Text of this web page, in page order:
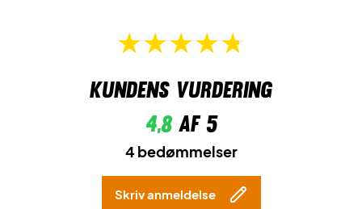
Kundens vurdering
4,8af 5
4 bedømmelser
Skriv anmeldelse